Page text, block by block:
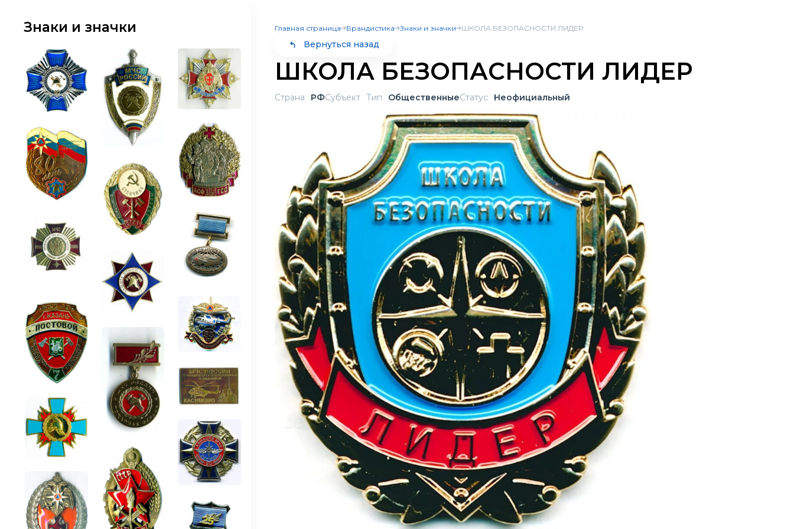
История Конкурсы Культура безопасности Портал
Главная страница Брандистика Знаки и значки
Награды Нашивки Модели
Знаки и значки Главная страница Брандистика Знаки и значки ШКОЛА БЕЗОПАСНОСТИ ЛИДЕР
Вернуться назад
ШКОЛА БЕЗОПАСНОСТИ ЛИДЕР
Страна РФСубъект Тип ОбщественныеСтатус Неофициальный
Субъекты
Музеи и памятные места
Аллея славы
Память и слава
Династии пожарных
Книга памяти
День в истории
Учебный центр
#вдпо130лет
Энциклопедия
Библиотека
Наука и образование
Культура безопасности
Для педагогов
Виртуальный музей
Видеоролики
Фильмы о пожарных
Мультфильмы о пожарных
Олимпиады
Конкурс знатоки
Проверь себя
Огонь-друг, Огонь-враг
Интерактивные презентации
Онлайн-тренажеры
Тесты и викторины
Это интересно!
Активности
Команды
Зал Почета
Контакты
Звездный Бульвар, д. 7
info@vdpo.ru
© 2018-2026, «ВДПО»
Все права на материалы, находящиеся на сайте, охраняются в соответствии с законодательством РФ.